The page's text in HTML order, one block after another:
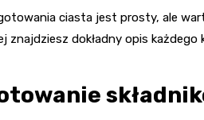
ciasta jest prosty, ale
znajdziesz dokładny opis każdego